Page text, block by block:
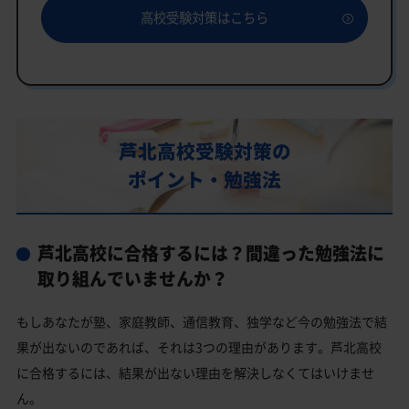
芦北高校の特徴
教育理念
芦北高校の偏差値
芦北高校合格に必要な内申点の目安
内申点の計算方法
芦北高校の所在地・アクセス
私立大学
高校受験対策はこちら
芦北高校受験対策の
ポイント・勉強法
芦北高校に合格するには？間違った勉強法に
取り組んでいませんか？
もしあなたが塾、家庭教師、通信教育、独学など今の勉強法で結
果が出ないのであれば、それは3つの理由があります。芦北高校
に合格するには、結果が出ない理由を解決しなくてはいけませ
ん。